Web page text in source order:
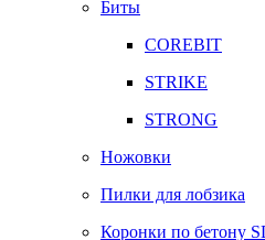
Биты
COREBIT
STRIKE
STRONG
Ножовки
Пилки для лобзика
Коронки по бетону